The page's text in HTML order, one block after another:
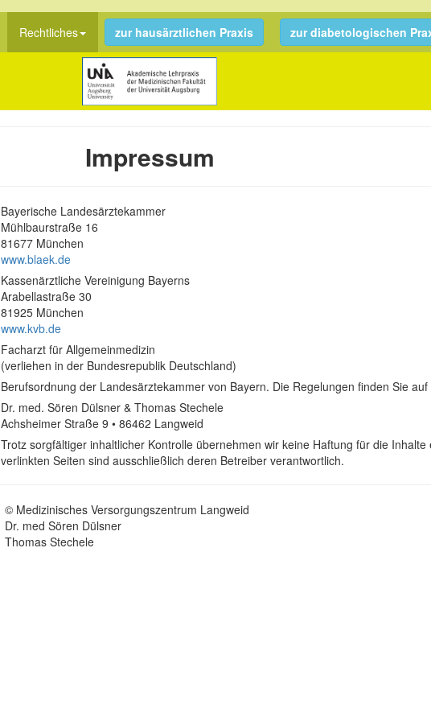
Rechtliches zur hausärztlichen Praxis zur diabetologischen
Impressum
Bayerische Landesärztekammer
Mühlbaurstraße 16
81677 München
www.blaek.de
Kassenärztliche Vereinigung Bayerns
Arabellastraße 30
81925 München
www.kvb.de
Facharzt für Allgemeinmedizin
(verliehen in der Bundesrepublik Deutschland)
Berufsordnung der Landesärztekammer von Bayern. Die Regelungen finden Sie auf
Dr. med. Sören Dülsner & Thomas Stechele
Achsheimer Straße 9 • 86462 Langweid
Trotz sorgfältiger inhaltlicher Kontrolle übernehmen wir keine Haftung für die
verlinkten Seiten sind ausschließlich deren Betreiber verantwortlich.
© Medizinisches Versorgungszentrum Langweid
Dr. med Sören Dülsner
Thomas Stechele